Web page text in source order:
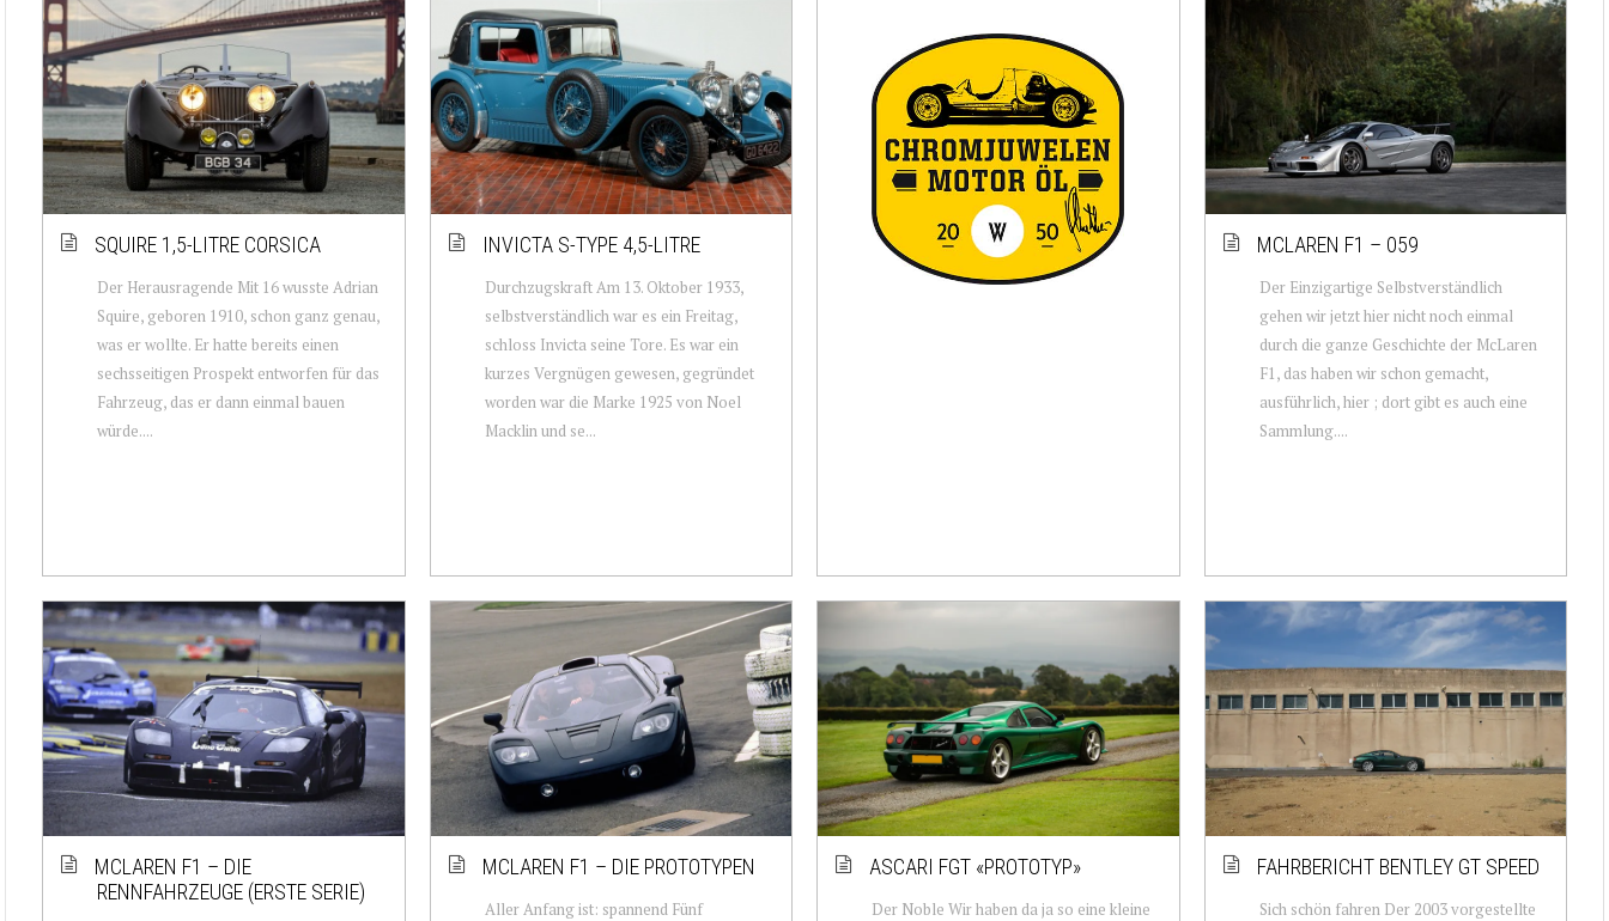
SQUIRE 1,5-LITRE CORSICA
Der Herausragende Mit 16 wusste Adrian
Squire, geboren 1910, schon ganz genau,
was er wollte. Er hatte bereits einen
sechsseitigen Prospekt entworfen für das
Fahrzeug, das er dann einmal bauen
würde....
INVICTA S-TYPE 4,5-LITRE
Durchzugskraft Am 13. Oktober 1933,
selbstverständlich war es ein Freitag,
schloss Invicta seine Tore. Es war ein
kurzes Vergnügen gewesen, gegründet
worden war die Marke 1925 von Noel
Macklin und se...
MCLAREN F1 – 059
Der Einzigartige Selbstverständlich
gehen wir jetzt hier nicht noch einmal
durch die ganze Geschichte der McLaren
F1, das haben wir schon gemacht,
ausführlich, hier ; dort gibt es auch eine
Sammlung....
MCLAREN F1 – DIE
RENNFAHRZEUGE (ERSTE SERIE)
MCLAREN F1 – DIE PROTOTYPEN
Aller Anfang ist: spannend Fünf
ASCARI FGT «PROTOTYP»
Der Noble Wir haben da ja so eine kleine
FAHRBERICHT BENTLEY GT SPEED
Sich schön fahren Der 2003 vorgestellte